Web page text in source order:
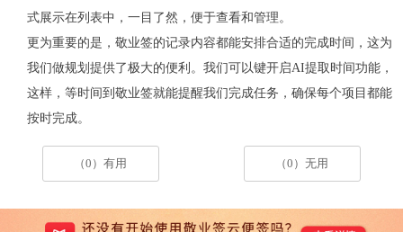
式展示在列表中，一目了然，便于查看和管理。
更为重要的是，敬业签的记录内容都能安排合适的完成时间，这为
我们做规划提供了极大的便利。我们可以键开启AI提取时间功能，
这样，等时间到敬业签就能提醒我们完成任务，确保每个项目都能
按时完成。
（0）有用 （0）无用